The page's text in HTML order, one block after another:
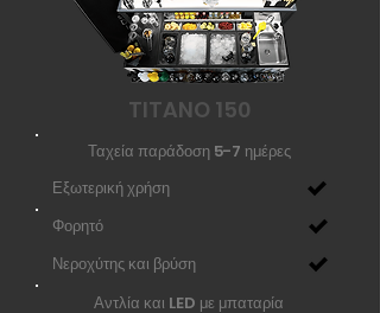
TITANO 150
Ταχεία παράδοση 5-7 ημέρες
Εξωτερική χρήση
Φορητό
Νεροχύτης και βρύση
Αντλία και LED με μπαταρία